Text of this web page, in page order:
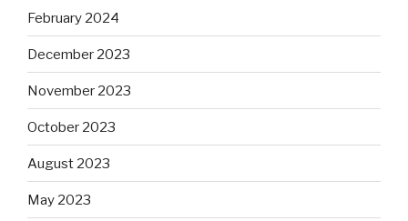
February 2024
December 2023
November 2023
October 2023
August 2023
May 2023